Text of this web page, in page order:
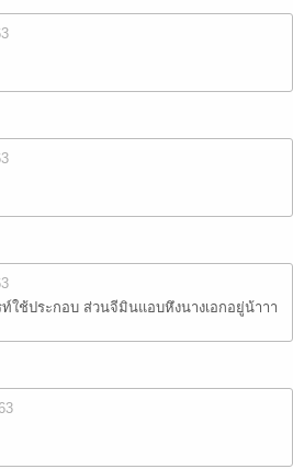
ใช้ประกอบ ส่วนจีมินแอบหึงนางเอกอยู่น้าาา